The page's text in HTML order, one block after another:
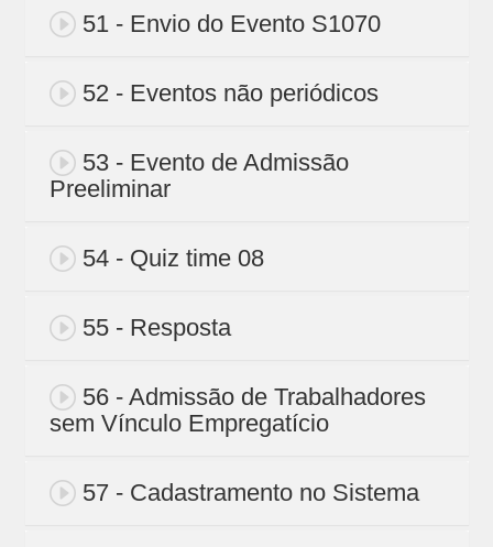
51 - Envio do Evento S1070
52 - Eventos não periódicos
53 - Evento de Admissão
Preeliminar
54 - Quiz time 08
55 - Resposta
56 - Admissão de Trabalhadores
sem Vínculo Empregatício
57 - Cadastramento no Sistema